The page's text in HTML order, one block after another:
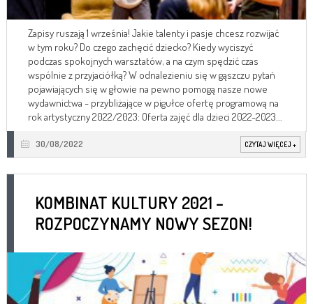
Zapisy ruszają 1 września! Jakie talenty i pasje chcesz rozwijać
w tym roku? Do czego zachęcić dziecko? Kiedy wyciszyć
podczas spokojnych warsztatów, a na czym spędzić czas
wspólnie z przyjaciółką? W odnalezieniu się w gąszczu pytań
pojawiających się w głowie na pewno pomogą nasze nowe
wydawnictwa - przybliżające w pigułce ofertę programową na
rok artystyczny 2022/2023: Oferta zajęć dla dzieci 2022-2023...
30/08/2022 CZYTAJ WIĘCEJ +
KOMBINAT KULTURY 2021 –
ROZPOCZYNAMY NOWY SEZON!